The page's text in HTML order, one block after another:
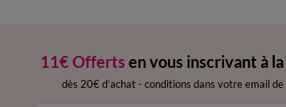
11€ Offerts en vous inscrivant à
dès 20€ d’achat - conditions dans votre email